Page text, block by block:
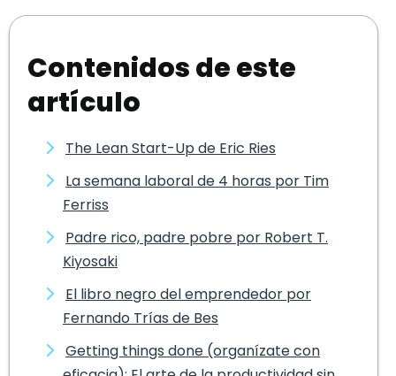
Contenidos de este
artículo
The Lean Start-Up de Eric Ries
La semana laboral de 4 horas por Tim
Ferriss
Padre rico, padre pobre por Robert T.
Kiyosaki
El libro negro del emprendedor por
Fernando Trías de Bes
Getting things done (organízate con